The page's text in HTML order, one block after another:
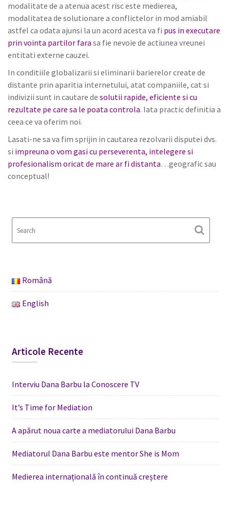
modalitate de a atenua acest risc este medierea,
modalitatea de solutionare a conflictelor in mod amiabil
astfel ca odata ajunsi la un acord acesta va fi pus in executare
prin vointa partilor fara sa fie nevoie de actiunea vreunei
entitati externe cauzei.
In conditiile globalizarii si eliminarii barierelor create de
distante prin aparitia internetului, atat companiile, cat si
indivizii sunt in cautare de solutii rapide, eficiente si cu
rezultate pe care sa le poata controla. Iata practic definitia a
ceea ce va oferim noi.
Lasati-ne sa va fim sprijin in cautarea rezolvarii disputei dvs.
si impreuna o vom gasi cu perseverenta, intelegere si
profesionalism oricat de mare ar fi distanta…geografic sau
conceptual!
Română
English
Articole Recente
Interviu Dana Barbu la Conoscere TV
It’s Time for Mediation
A apărut noua carte a mediatorului Dana Barbu
Mediatorul Dana Barbu este mentor She is Mom
Medierea internațională în continuă creștere